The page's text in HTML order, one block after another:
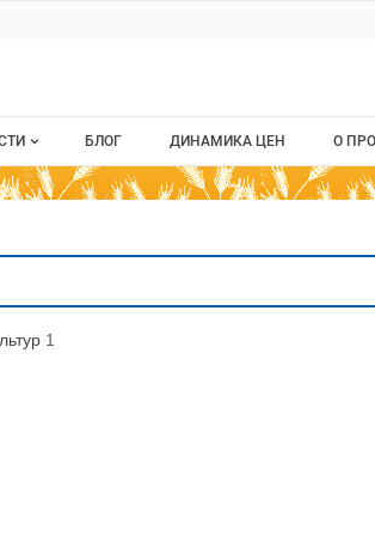
рынка
БЛОГ ДИНАМИКА ЦЕН О
О
1